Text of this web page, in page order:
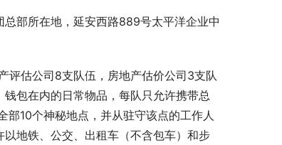
部所在地，延安西路889号太平洋企业中
评估公司8支队伍，房地产估价公司3支队
包在内的日常物品，每队只允许携带总
10个神秘地点，并从驻守该点的工作人
地铁、公交、出租车（不含包车）和步